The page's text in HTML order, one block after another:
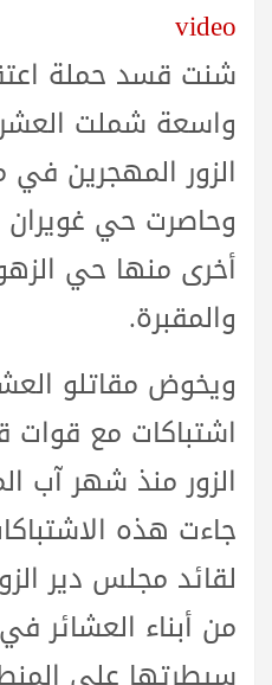
video
شنت قسد حملة
واسعة شملت
الزور المهجرين
وحاصرت حي غويران
أخرى منها حي
والمقبرة.
ويخوض مقاتلو
اشتباكات مع
الزور منذ شهر آب
جاءت هذه
لقائد مجلس دير
من أبناء العشائر